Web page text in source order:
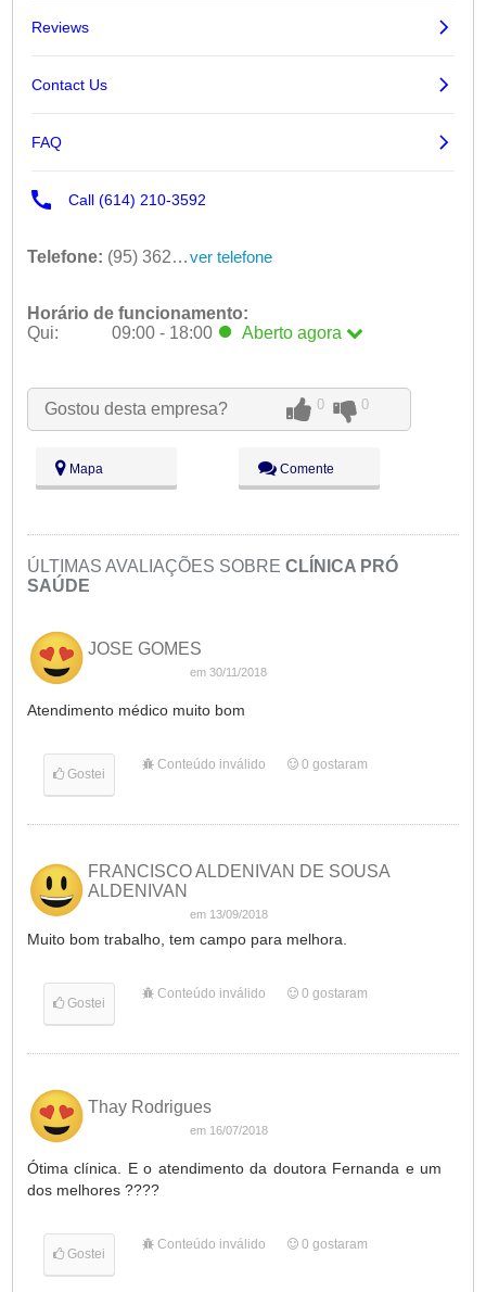
Telefone: (95) 3627-8743 ver telefone
Horário de funcionamento:
Qui:
09:00 - 18:00 Aberto agora
Ter:
09:00 - 18:00
Qua:
09:00 - 18:00
Sex:
Sáb:
Fechado
Gostou desta empresa? 0 0
Mapa Comente
ÚLTIMAS AVALIAÇÕES SOBRE CLÍNICA PRÓ
SAÚDE
JOSE GOMES
em 30/11/2018
Atendimento médico muito bom
Gostei
Conteúdo inválido 0 gostaram
FRANCISCO ALDENIVAN DE SOUSA
ALDENIVAN
em 13/09/2018
Muito bom trabalho, tem campo para melhora.
Gostei
Conteúdo inválido 0 gostaram
Thay Rodrigues
em 16/07/2018
Ótima clínica. E o atendimento da doutora Fernanda e um
dos melhores ????
Gostei
Conteúdo inválido 0 gostaram